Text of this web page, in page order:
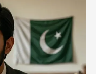
ایوارڈ
پاکستان
کو